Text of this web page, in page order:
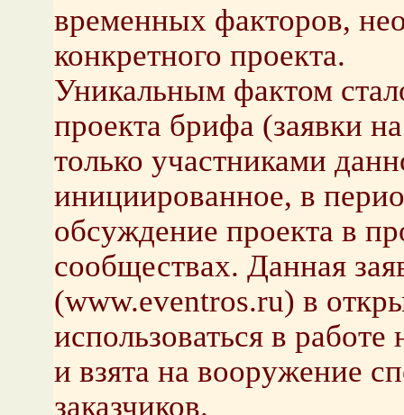
временных факторов,
конкретного проекта.
Уникальным фактом
проекта брифа (заявки
только участниками
инициированное, в
обсуждение проекта в
сообществах. Данная
(www.eventros.ru) в
использоваться в
и взята на вооружение
заказчиков.